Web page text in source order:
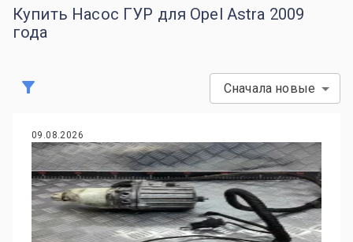
Купить Насос ГУР для Opel Astra 2009
года
Сначала новые
09.08.2026